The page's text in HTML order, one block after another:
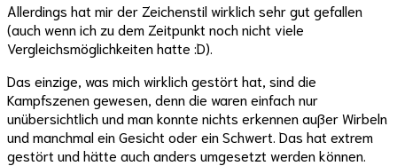
Allerdings hat mir der Zeichenstil wirklich sehr gut gefallen
(auch wenn ich zu dem Zeitpunkt noch nicht viele
Vergleichsmöglichkeiten hatte :D).
Das einzige, was mich wirklich gestört hat, sind die
Kampfszenen gewesen, denn die waren einfach nur
unübersichtlich und man konnte nichts erkennen außer Wirbeln
und manchmal ein Gesicht oder ein Schwert. Das hat extrem
gestört und hätte auch anders umgesetzt werden können.